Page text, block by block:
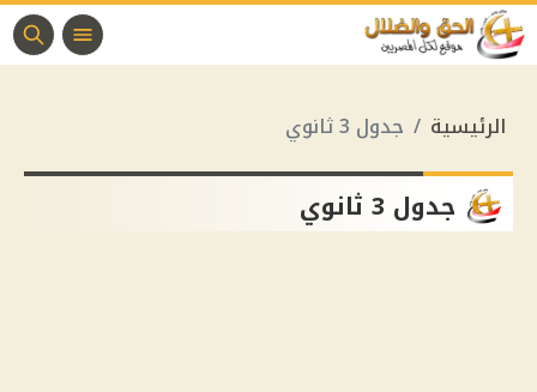
الرئيسية جدول 3 ثانوي
جدول 3 ثانوي